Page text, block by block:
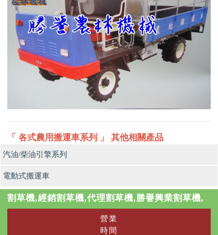
「 各式農用搬運車系列 」 其他相關產品
汽油/柴油引擎系列
電動式搬運車
割草機,經銷割草機,代理割草機,勝譽興業割草機,
營業
時間